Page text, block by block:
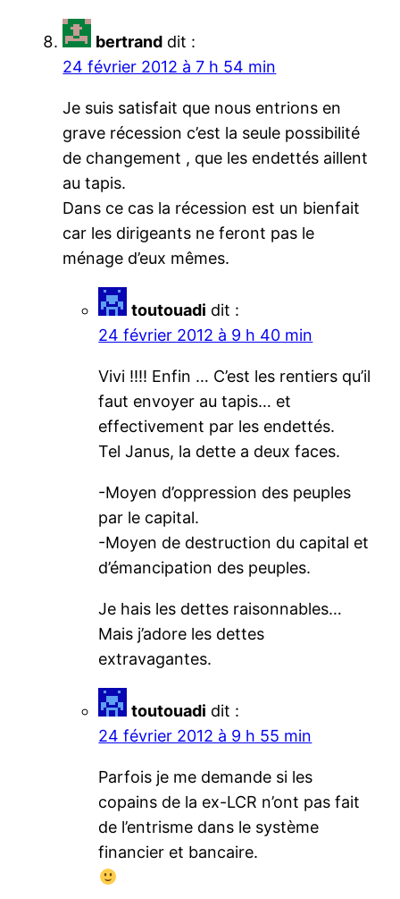
bertrand dit :
24 février 2012 à 7 h 54 min
Je suis satisfait que nous entrions en
grave récession c’est la seule possibilité
de changement , que les endettés aillent
au tapis.
Dans ce cas la récession est un bienfait
car les dirigeants ne feront pas le
ménage d’eux mêmes.
toutouadi dit :
24 février 2012 à 9 h 40 min
Vivi !!!! Enfin … C’est les rentiers qu’il
faut envoyer au tapis… et
effectivement par les endettés.
Tel Janus, la dette a deux faces.
-Moyen d’oppression des peuples
par le capital.
-Moyen de destruction du capital et
d’émancipation des peuples.
Je hais les dettes raisonnables…
Mais j’adore les dettes
extravagantes.
toutouadi dit :
24 février 2012 à 9 h 55 min
Parfois je me demande si les
copains de la ex-LCR n’ont pas fait
de l’entrisme dans le système
financier et bancaire.